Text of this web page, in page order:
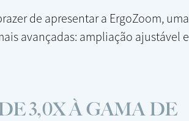
de apresentar a ErgoZoom, uma
avançadas: ampliação ajustável e
3,0X À GAMA DE